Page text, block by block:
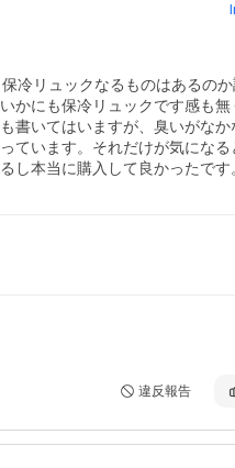
冷リュックなるものはあるの
かにも保冷リュックです感も無
書いてはいますが、臭いがな
ています。それだけが気になる
し本当に購入して良かったです
違反報告